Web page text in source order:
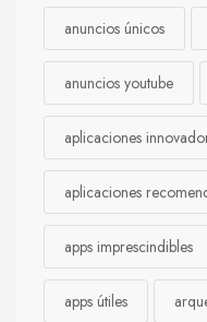
anuncios únicos
anuncios youtube
aplicaciones
aplicaciones
apps imprescindibles
apps útiles